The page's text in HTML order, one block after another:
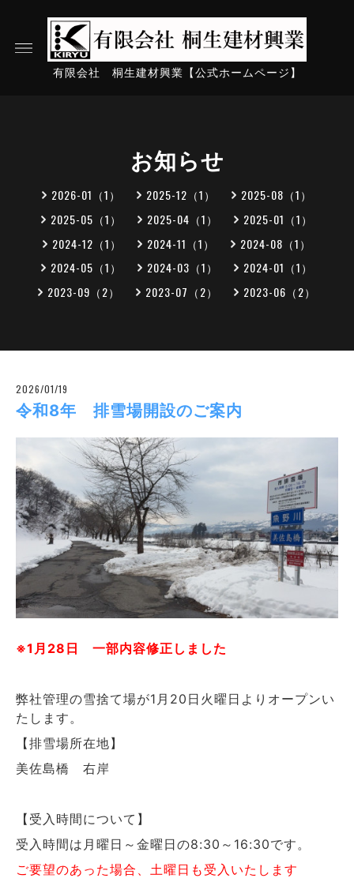
有限会社 桐生建材興業【公式ホームページ】
お知らせ
2026-01（1） 2025-12（1）
2025-08（1）
2025-05（1）
2025-04（1）
2025-01（1）
2024-12（1）
2024-11（1）
2024-08（1）
2024-05（1）
2024-03（1）
2024-01（1）
2023-09（2）
2023-07（2） 2023-06（2）
2026/01/19
令和8年 排雪場開設のご案内
※1月28日 一部内容修正しました
弊社管理の雪捨て場が1月20日火曜日よりオープンい
たします。
【排雪場所在地】
美佐島橋 右岸
【受入時間について】
受入時間は月曜日～金曜日の8:30～16:30です。
ご要望のあった場合、土曜日も受入いたします